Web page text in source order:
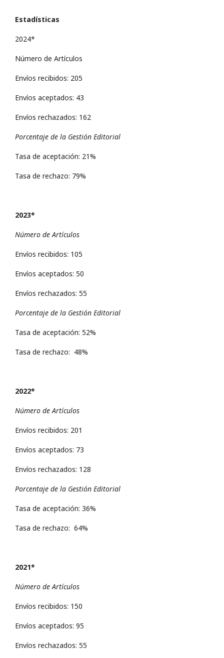
Estadísticas
2024*
Número de Artículos
Envíos recibidos: 205
Envíos aceptados: 43
Envíos rechazados: 162
Porcentaje de la Gestión Editorial
Tasa de aceptación: 21%
Tasa de rechazo: 79%
2023*
Número de Artículos
Envíos recibidos: 105
Envíos aceptados: 50
Envíos rechazados: 55
Porcentaje de la Gestión Editorial
Tasa de aceptación: 52%
Tasa de rechazo: 48%
2022*
Número de Artículos
Envíos recibidos: 201
Envíos aceptados: 73
Envíos rechazados: 128
Porcentaje de la Gestión Editorial
Tasa de aceptación: 36%
Tasa de rechazo: 64%
2021*
Número de Artículos
Envíos recibidos: 150
Envíos aceptados: 95
Envíos rechazados: 55